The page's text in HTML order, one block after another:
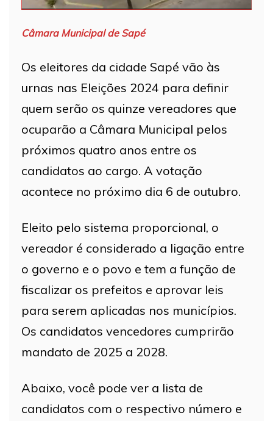
Câmara Municipal de Sapé
Os eleitores da cidade Sapé vão às
urnas nas Eleições 2024 para definir
quem serão os quinze vereadores que
ocuparão a Câmara Municipal pelos
próximos quatro anos entre os
candidatos ao cargo. A votação
acontece no próximo dia 6 de outubro.
Eleito pelo sistema proporcional, o
vereador é considerado a ligação entre
o governo e o povo e tem a função de
fiscalizar os prefeitos e aprovar leis
para serem aplicadas nos municípios.
Os candidatos vencedores cumprirão
mandato de 2025 a 2028.
Abaixo, você pode ver a lista de
candidatos com o respectivo número e